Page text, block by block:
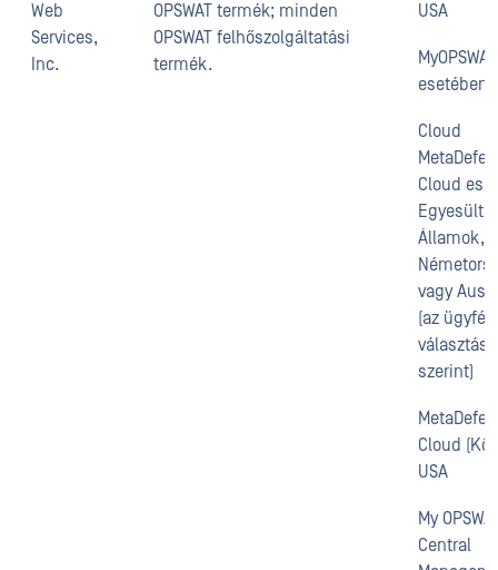
Web
Services,
Inc.
OPSWAT termék; minden
OPSWAT felhőszolgáltatási
termék.
USA
MyOPSWAT
esetében:
Cloud
Cloud
Egyesült
Államok,
vagy
(az ügyfél
választása
szerint)
Cloud
USA
My
Central